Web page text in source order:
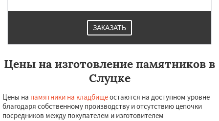
ЗАКАЗАТЬ
Цены на изготовление памятников в
Слуцке
Цены на памятники на кладбищеостаются на доступном уровне
благодаря собственному производству и отсутствию цепочки
посредников между покупателем и изготовителем